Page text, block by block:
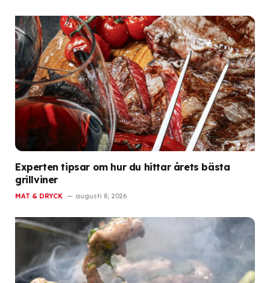
Experten tipsar om hur du hittar årets bästa
grillviner
MAT & DRYCK augusti 8, 2026